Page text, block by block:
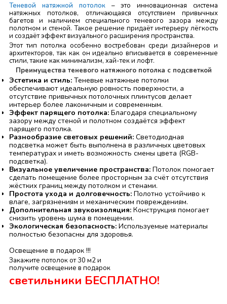
Теневой натяжной потолок– это инновационная система
натяжных потолков, отличающаяся отсутствием привычных
багетов и наличием специального теневого зазора между
полотном и стеной. Такое решение придаёт интерьеру лёгкость
и создаёт эффект визуального расширения пространства.
Этот тип потолка особенно востребован среди дизайнеров и
архитекторов, так как он идеально вписывается в современные
стили, такие как минимализм, хай-тек и лофт.
Преимущества теневого натяжного потолка с подсветкой
Эстетика и стиль:Теневые натяжные потолки
обеспечивают идеальную ровность поверхности, а
отсутствие привычных потолочных плинтусов делает
интерьер более лаконичным и современным.
Эффект парящего потолка:Благодаря специальному
зазору между стеной и полотном создаётся эффект
парящего потолка.
Разнообразие световых решений:Светодиодная
подсветка может быть выполнена в различных цветовых
температурах и иметь возможность смены цвета (RGB-
подсветка).
Визуальное увеличение пространства:Потолок помогает
сделать помещение более просторным за счёт отсутствия
жёстких границ между потолком и стенами.
Простота ухода и долговечность:Полотно устойчиво к
влаге, загрязнениям и механическим повреждениям.
Дополнительная звукоизоляция:Конструкция помогает
снизить уровень шума в помещении.
Экологическая безопасность:Используемые материалы
полностью безопасны для здоровья.
Освещение в подарок !!!
Закажите потолок от 30 м2 и
получите освещение в подарок
светильники БЕСПЛАТНО!